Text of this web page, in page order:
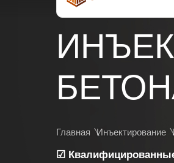
Главная Инъектирование
☑